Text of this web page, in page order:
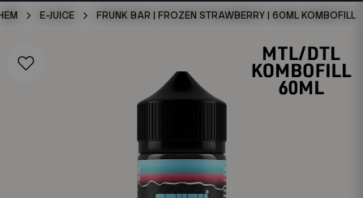
E-JUICE FRUNK BAR | FROZEN STRAWBERRY | 60ML KOMBOFILL